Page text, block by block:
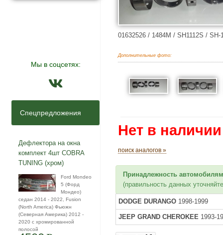
Мы в соцсетях:
Спецпредложения
Дефлектора на окна
комплект 4шт COBRA
TUNING (хром)
Ford Mondeo
5 (Форд
Мондео)
седан 2014 - 2022, Fusion
(North America) Фьюжн
(Северная Америка) 2012 -
2020 с хромированной
полосой
01632526 / 1484M / SH1112S / SH-
Дополнительные фото:
Нет в наличии
поиск аналогов »
Принадлежность
(правильность данных
DODGE DURANGO 1998-1999
JEEP GRAND CHEROKEE 1993-